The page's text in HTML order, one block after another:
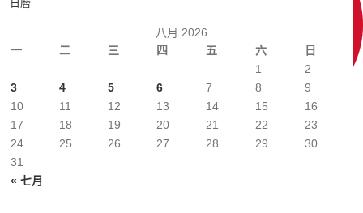
日曆
八月 2026
一
二 三 四 五 六 日
« 七月
1
2
3
4 5 6 7 8
9
10
11 12 13 14 15
16
17
18 19 20 21 22
23
24
25 26 27 28 29
30
31